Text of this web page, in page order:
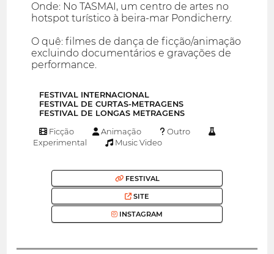
Onde: No TASMAI, um centro de artes no
hotspot turístico à beira-mar Pondicherry.
O quê: filmes de dança de ficção/animação
excluindo documentários e gravações de
performance.
FESTIVAL INTERNACIONAL
FESTIVAL DE CURTAS-METRAGENS
FESTIVAL DE LONGAS METRAGENS
Ficção Animação
Outro
Experimental
Music Video
FESTIVAL
SITE
INSTAGRAM